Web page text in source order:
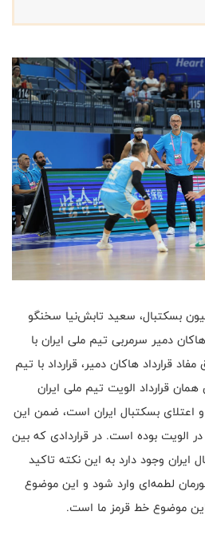
بسکتبال، سعيد تابش‌نيا سخنگو
دمير سرمربی تيم ملی ايران با
قرارداد هاکان دمير، قرارداد با تيم
همان قرارداد الويت تيم ملی ايران
بسکتبال ایران است، ضمن این
الویت بوده است. در قراردادی که بین
وجود دارد به این نکته تاکید
لطمه‌ای وارد شود و این موضوع
موضوع خط قرمز ما است.